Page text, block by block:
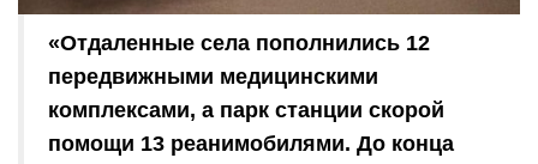
«Отдаленные села пополнились 12
передвижными медицинскими
комплексами, а парк станции скорой
помощи 13 реанимобилями. До конца